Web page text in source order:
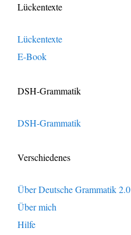
Lückentexte
Lückentexte
E-Book
DSH-Grammatik
DSH-Grammatik
Verschiedenes
Über Deutsche Grammatik 2.0
Über mich
Hilfe